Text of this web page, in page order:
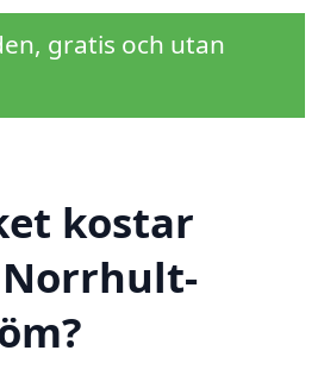
gratis och utan
kostar